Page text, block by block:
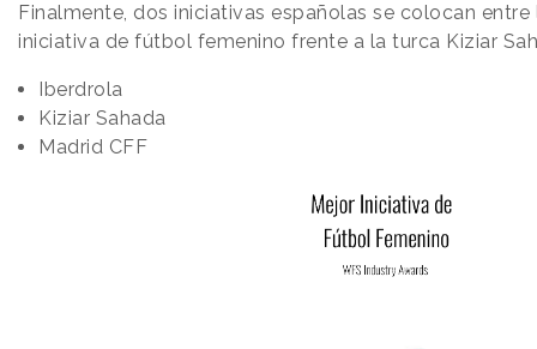
Finalmente, dos iniciativas españolas se colocan
iniciativa de fútbol femenino frente a la turca Kiziar
Iberdrola
Kiziar Sahada
Madrid CFF